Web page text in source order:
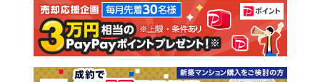
注文住宅 土地
売却査定